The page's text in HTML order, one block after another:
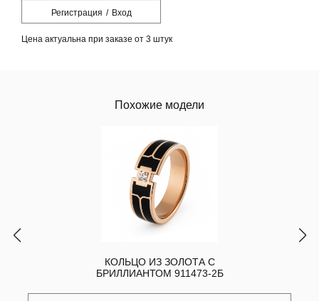
Регистрация / Вход
Цена актуальна при заказе от 3 штук
Похожие модели
КОЛЬЦО ИЗ ЗОЛОТА С
БРИЛЛИАНТОМ 911473-2Б